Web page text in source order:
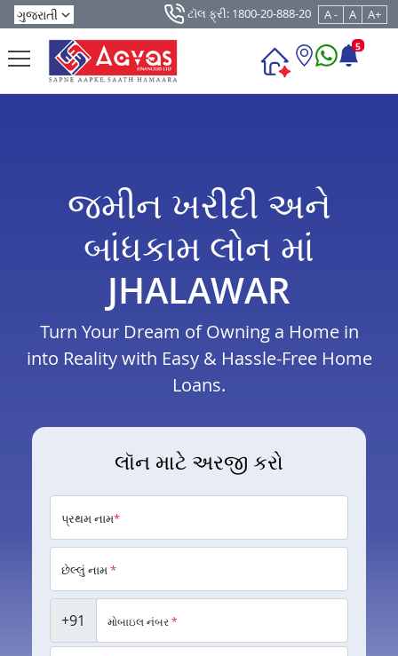
ટૉલ ફ્રી: 1800-20-888-20 A - A A+
5
જમીન ખરીદી અને
બાંધકામ લોન માં
JHALAWAR
Turn Your Dream of Owning a Home in
into Reality with Easy & Hassle-Free Home
Loans.
લૉન માટે અરજી કરો
પ્રથમ નામ*
છેલ્લું નામ*
+91 મોબાઇલ નંબર*